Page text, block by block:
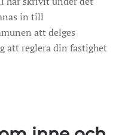
in till
att delges
att reglera din fastighet